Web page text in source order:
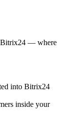
Bitrix24 — where
into Bitrix24
inside your